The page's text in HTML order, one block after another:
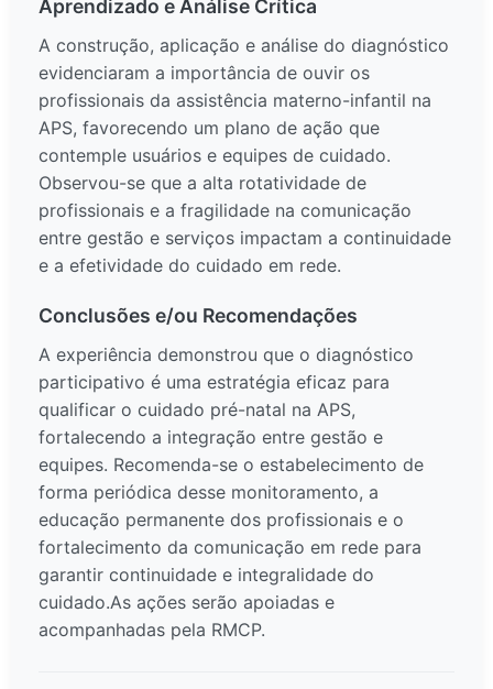
Aprendizado e Análise Crítica
A construção, aplicação e análise do diagnóstico
evidenciaram a importância de ouvir os
profissionais da assistência materno-infantil na
APS, favorecendo um plano de ação que
contemple usuários e equipes de cuidado.
Observou-se que a alta rotatividade de
profissionais e a fragilidade na comunicação
entre gestão e serviços impactam a continuidade
e a efetividade do cuidado em rede.
Conclusões e/ou Recomendações
A experiência demonstrou que o diagnóstico
participativo é uma estratégia eficaz para
qualificar o cuidado pré-natal na APS,
fortalecendo a integração entre gestão e
equipes. Recomenda-se o estabelecimento de
forma periódica desse monitoramento, a
educação permanente dos profissionais e o
fortalecimento da comunicação em rede para
garantir continuidade e integralidade do
cuidado.As ações serão apoiadas e
acompanhadas pela RMCP.